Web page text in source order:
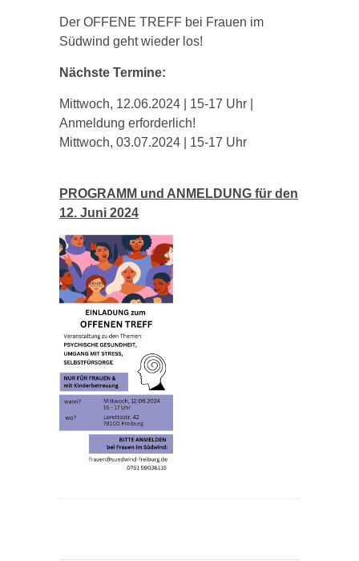
Der OFFENE TREFF bei Frauen im
Südwind geht wieder los!
Nächste Termine:
Mittwoch, 12.06.2024 | 15-17 Uhr |
Anmeldung erforderlich!
Mittwoch, 03.07.2024 | 15-17 Uhr
PROGRAMM und ANMELDUNG für den
12. Juni 2024